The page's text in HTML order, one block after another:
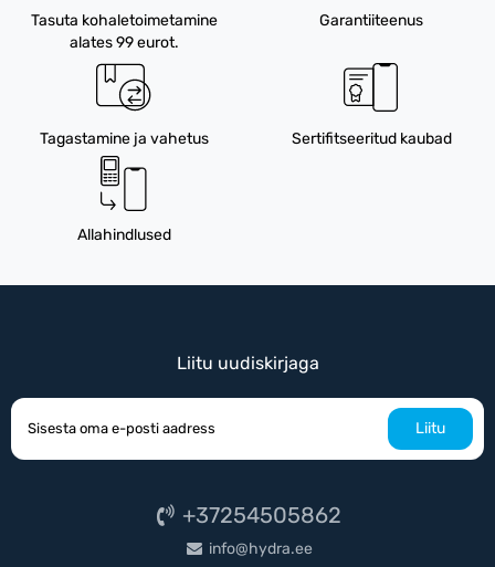
Tasuta kohaletoimetamine
alates 99 eurot.
Garantiiteenus
Tagastamine ja vahetus Sertifitseeritud kaubad
Allahindlused
Liitu uudiskirjaga
Liitu
+37254505862
info@hydra.ee